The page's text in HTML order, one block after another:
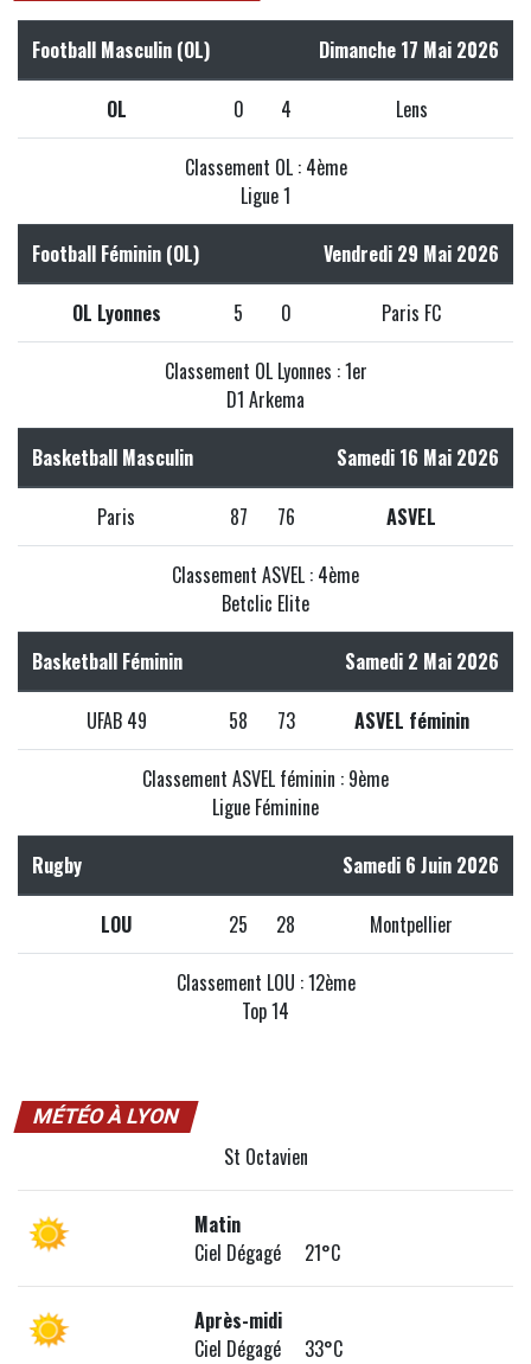
Football Masculin (OL) Dimanche 17 Mai 2026
OL 0 4 Lens
Classement OL : 4ème
Ligue 1
Football Féminin (OL) Vendredi 29 Mai 2026
OL Lyonnes 5 0 Paris FC
Classement OL Lyonnes : 1er
D1 Arkema
Basketball Masculin Samedi 16 Mai 2026
Paris 87 76 ASVEL
Classement ASVEL : 4ème
Betclic Elite
Basketball Féminin Samedi 2 Mai 2026
UFAB 49 58 73 ASVEL féminin
Classement ASVEL féminin : 9ème
Ligue Féminine
Rugby Samedi 6 Juin 2026
LOU 25 28 Montpellier
Classement LOU : 12ème
Top 14
MÉTÉO À LYON
St Octavien
Matin
Ciel Dégagé 21°C
Après-midi
Ciel Dégagé 33°C